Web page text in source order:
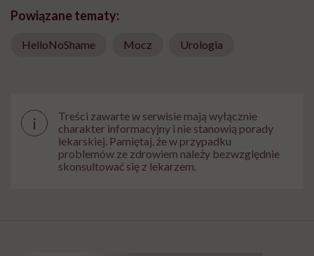
Powiązane tematy:
HelloNoShame Mocz Urologia
i
Treści zawarte w serwisie mają wyłącznie
charakter informacyjny i nie stanowią porady
lekarskiej. Pamiętaj, że w przypadku
problemów ze zdrowiem należy bezwzględnie
skonsultować się z lekarzem.